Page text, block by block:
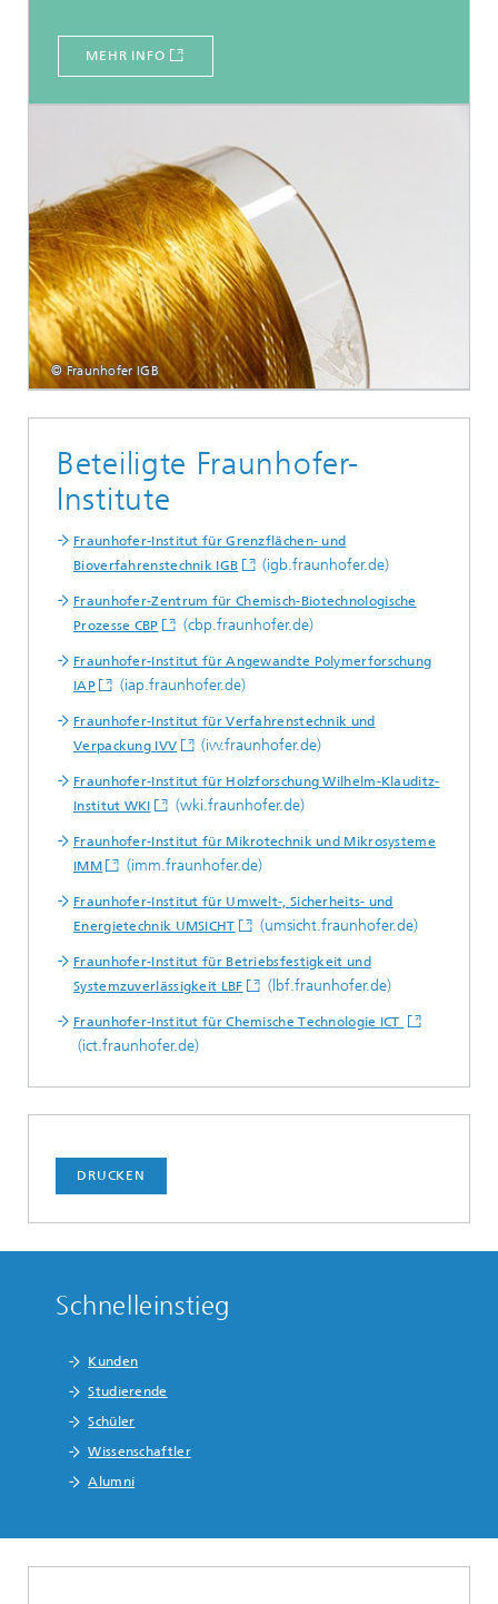
MEHR INFO
© Fraunhofer IGB
Beteiligte Fraunhofer-
Institute
Fraunhofer-Institut für Grenzflächen- und
Bioverfahrenstechnik IGB
(igb.fraunhofer.de)
Fraunhofer-Zentrum für Chemisch-Biotechnologische
Prozesse CBP
(cbp.fraunhofer.de)
Fraunhofer-Institut für Angewandte Polymerforschung
IAP
(iap.fraunhofer.de)
Fraunhofer-Institut für Verfahrenstechnik und
Verpackung IVV
(ivv.fraunhofer.de)
Fraunhofer-Institut für Holzforschung Wilhelm-Klauditz-
Institut WKI
(wki.fraunhofer.de)
Fraunhofer-Institut für Mikrotechnik und Mikrosysteme
IMM
(imm.fraunhofer.de)
Fraunhofer-Institut für Umwelt-, Sicherheits- und
Energietechnik UMSICHT
(umsicht.fraunhofer.de)
Fraunhofer-Institut für Betriebsfestigkeit und
Systemzuverlässigkeit LBF
(lbf.fraunhofer.de)
Fraunhofer-Institut für Chemische Technologie ICT
(ict.fraunhofer.de)
DRUCKEN
Schnelleinstieg
Kunden
Studierende
Schüler
Wissenschaftler
Alumni